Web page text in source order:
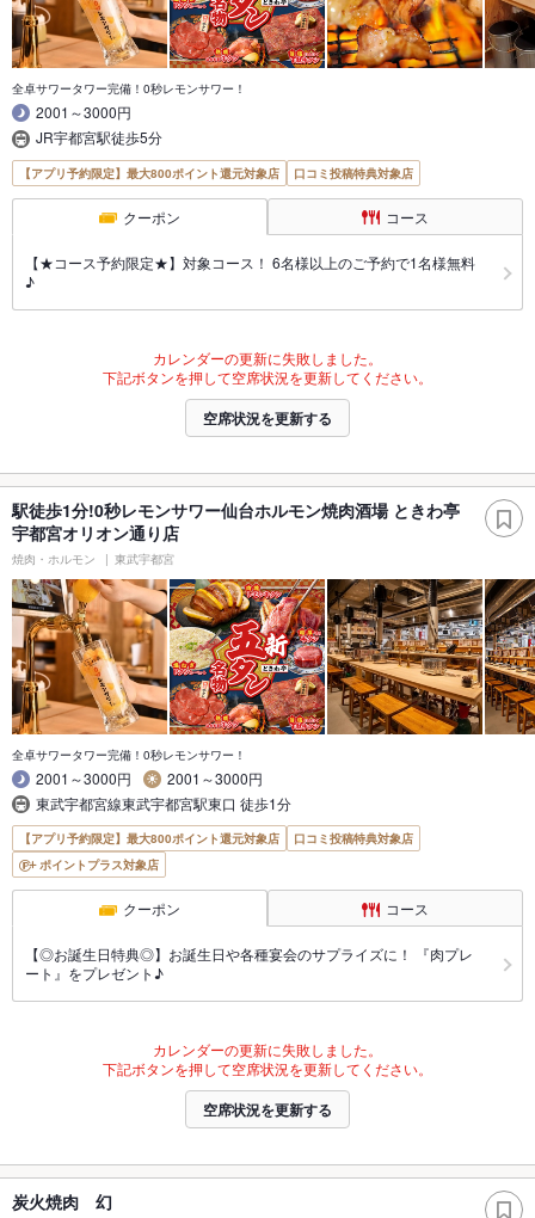
全卓サワータワー完備！0秒レモンサワー！
2001～3000円
JR宇都宮駅徒歩5分
【アプリ予約限定】最大800ポイント還元対象店 口コミ投稿特典対象店
クーポン コース
【★コース予約限定★】対象コース！ 6名様以上のご予約で1名様無料
♪
カレンダーの更新に失敗しました。
下記ボタンを押して空席状況を更新してください。
空席状況を更新する
駅徒歩1分!0秒レモンサワー仙台ホルモン焼肉酒場 ときわ亭
宇都宮オリオン通り店
焼肉・ホルモン 東武宇都宮
全卓サワータワー完備！0秒レモンサワー！
2001～3000円
2001～3000円
東武宇都宮線東武宇都宮駅東口 徒歩1分
【アプリ予約限定】最大800ポイント還元対象店
口コミ投稿特典対象店
ポイントプラス対象店
クーポン コース
【◎お誕生日特典◎】お誕生日や各種宴会のサプライズに！ 『肉プレ
ート』をプレゼント♪
カレンダーの更新に失敗しました。
下記ボタンを押して空席状況を更新してください。
空席状況を更新する
炭火焼肉 幻